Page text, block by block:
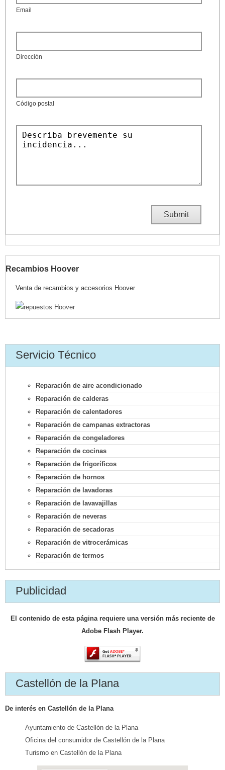
Email
Dirección
Código postal
Recambios Hoover
Venta de recambios y accesorios Hoover
Servicio Técnico
Reparación de aire acondicionado
Reparación de calderas
Reparación de calentadores
Reparación de campanas extractoras
Reparación de congeladores
Reparación de cocinas
Reparación de frigoríficos
Reparación de hornos
Reparación de lavadoras
Reparación de lavavajillas
Reparación de neveras
Reparación de secadoras
Reparación de vitrocerámicas
Reparación de termos
Publicidad
El contenido de esta página requiere una versión más reciente de
Adobe Flash Player.
Castellón de la Plana
De interés en Castellón de la Plana
Ayuntamiento de Castellón de la Plana
Oficina del consumidor de Castellón de la Plana
Turismo en Castellón de la Plana